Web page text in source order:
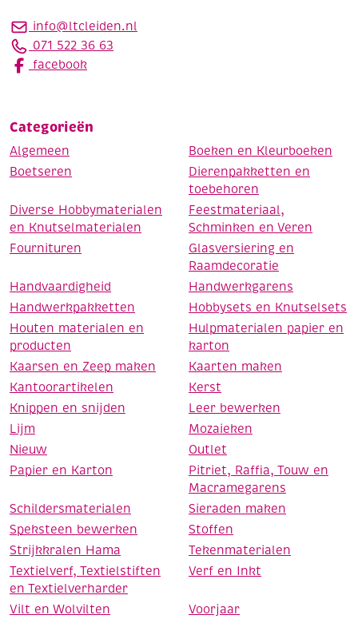
info@ltcleiden.nl
071 522 36 63
facebook
Categorieën
Algemeen
Boeken en Kleurboeken
Boetseren
Dierenpakketten en
toebehoren
Diverse Hobbymaterialen
en Knutselmaterialen
Feestmateriaal,
Schminken en Veren
Fournituren
Glasversiering en
Raamdecoratie
Handvaardigheid
Handwerkgarens
Handwerkpakketten
Hobbysets en Knutselsets
Houten materialen en
producten
Hulpmaterialen papier en
karton
Kaarsen en Zeep maken
Kaarten maken
Kantoorartikelen
Kerst
Knippen en snijden
Leer bewerken
Lijm
Mozaieken
Nieuw
Outlet
Papier en Karton
Pitriet, Raffia, Touw en
Macramegarens
Schildersmaterialen
Sieraden maken
Speksteen bewerken
Stoffen
Strijkkralen Hama
Tekenmaterialen
Textielverf, Textielstiften
en Textielverharder
Verf en Inkt
Vilt en Wolvilten Voorjaar